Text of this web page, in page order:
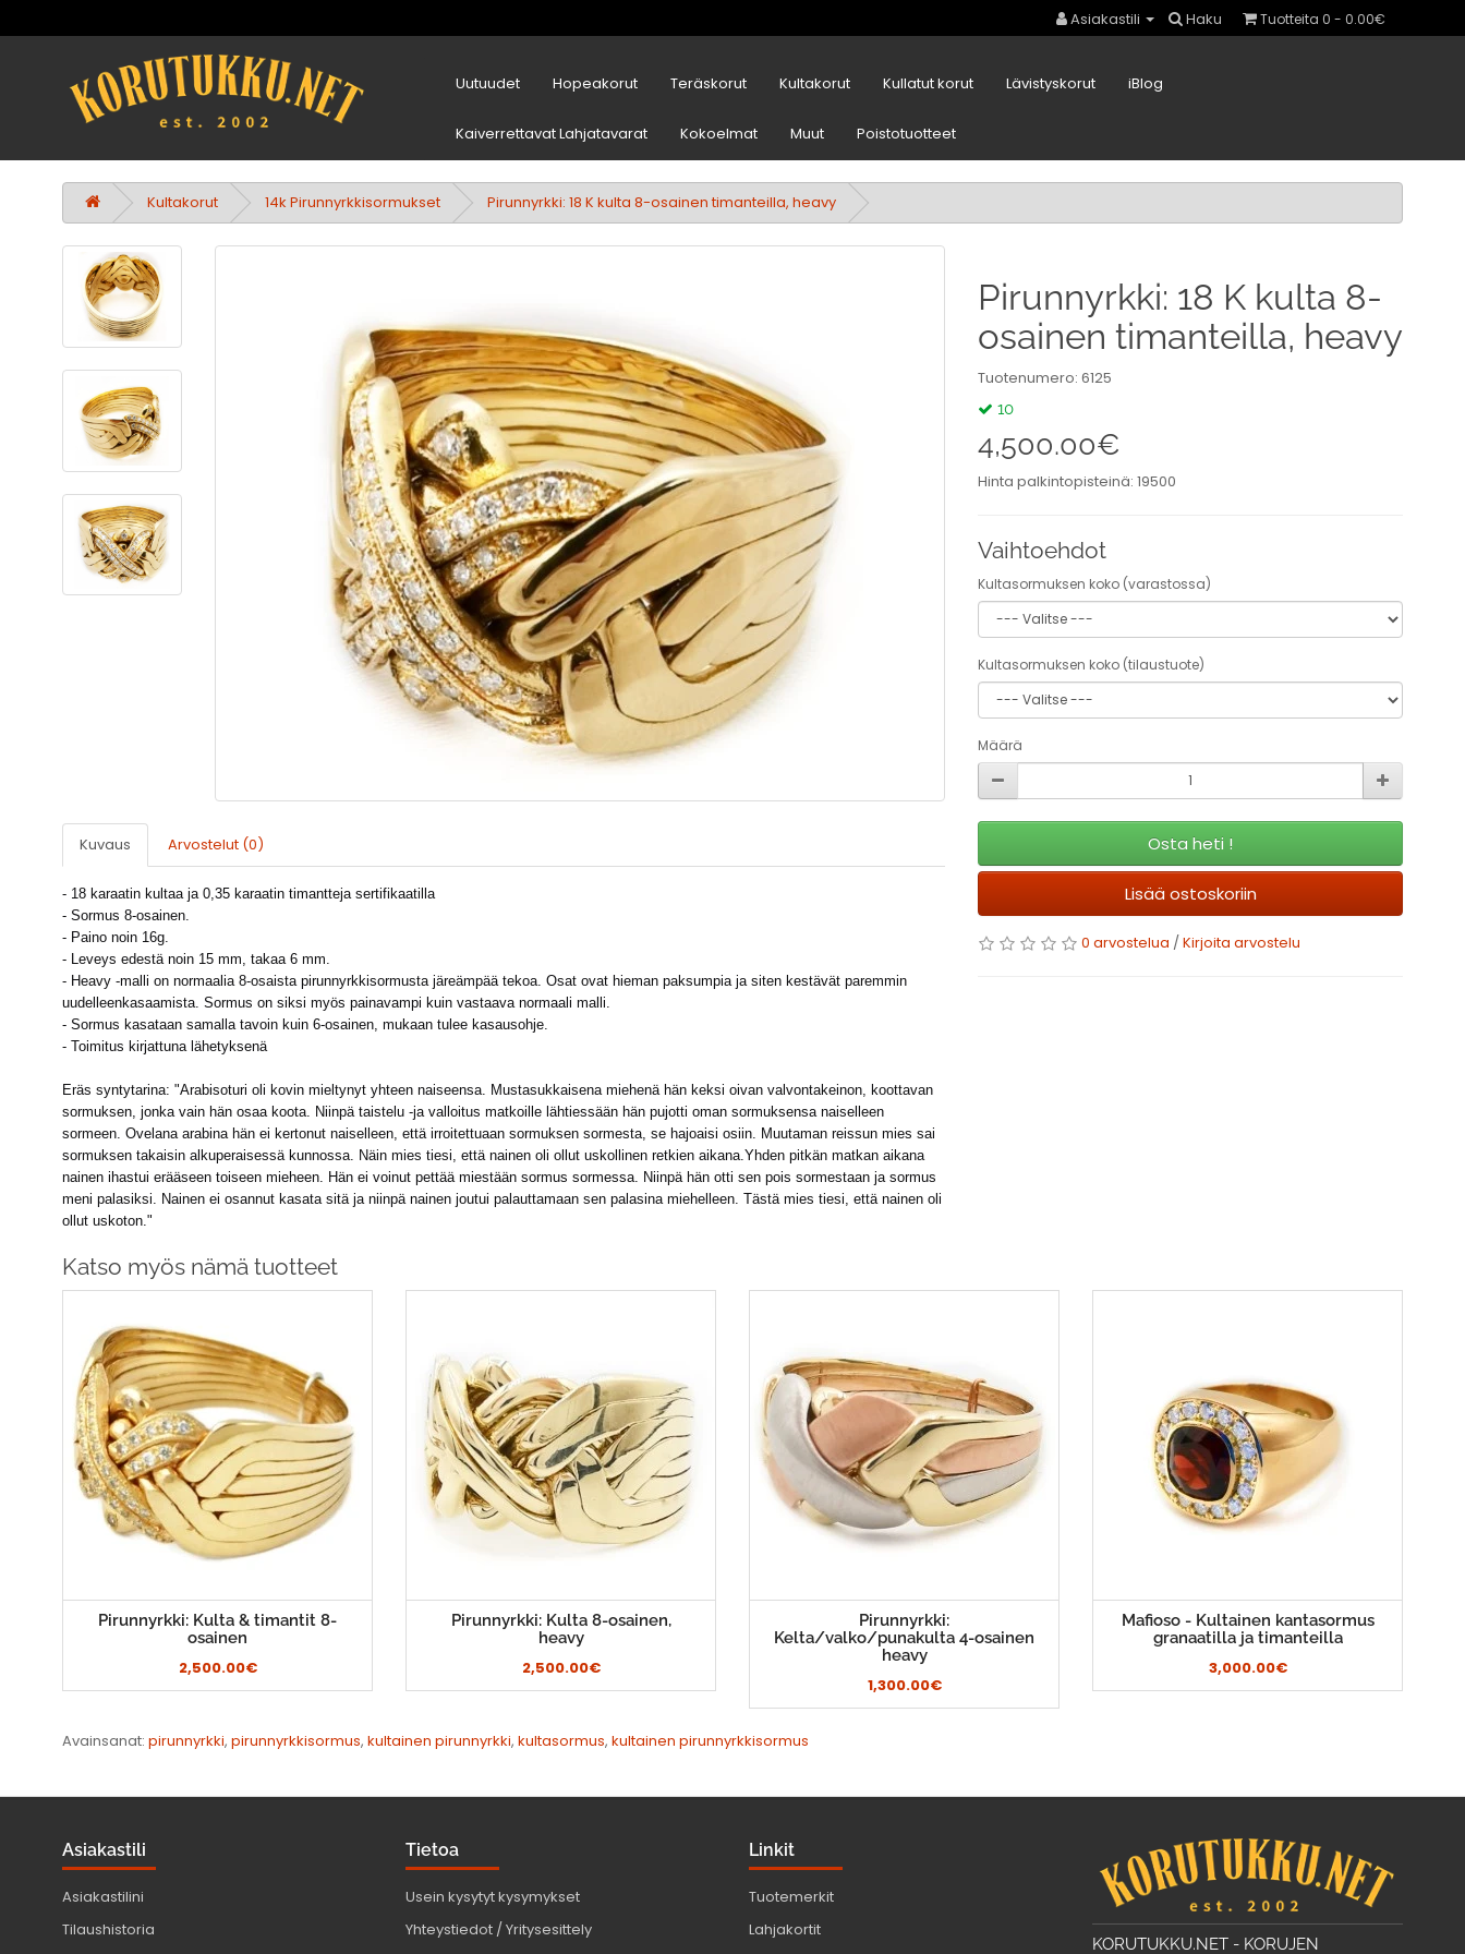
Asiakastili Haku Tuotteita 0 - 0.00€
Uutuudet Hopeakorut Teräskorut Kultakorut Kullatut korut Lävistyskorut iBlog
Kaiverrettavat Lahjatavarat Kokoelmat Muut Poistotuotteet
Kultakorut 14k Pirunnyrkkisormukset Pirunnyrkki: 18 K kulta 8-osainen timanteilla, heavy
Kuvaus Arvostelut (0)
- 18 karaatin kultaa ja 0,35 karaatin timantteja sertifikaatilla
- Sormus 8-osainen.
- Paino noin 16g.
- Leveys edestä noin 15 mm, takaa 6 mm.
- Heavy -malli on normaalia 8-osaista pirunnyrkkisormusta järeämpää tekoa. Osat ovat hieman paksumpia ja siten kestävät paremmin
uudelleenkasaamista. Sormus on siksi myös painavampi kuin vastaava normaali malli.
- Sormus kasataan samalla tavoin kuin 6-osainen, mukaan tulee kasausohje.
- Toimitus kirjattuna lähetyksenä
Eräs syntytarina: "Arabisoturi oli kovin mieltynyt yhteen naiseensa. Mustasukkaisena miehenä hän keksi oivan valvontakeinon, koottavan
sormuksen, jonka vain hän osaa koota. Niinpä taistelu -ja valloitus matkoille lähtiessään hän pujotti oman sormuksensa naiselleen
sormeen. Ovelana arabina hän ei kertonut naiselleen, että irroitettuaan sormuksen sormesta, se hajoaisi osiin. Muutaman reissun mies sai
sormuksen takaisin alkuperaisessä kunnossa. Näin mies tiesi, että nainen oli ollut uskollinen retkien aikana.Yhden pitkän matkan aikana
nainen ihastui erääseen toiseen mieheen. Hän ei voinut pettää miestään sormus sormessa. Niinpä hän otti sen pois sormestaan ja sormus
meni palasiksi. Nainen ei osannut kasata sitä ja niinpä nainen joutui palauttamaan sen palasina miehelleen. Tästä mies tiesi, että nainen oli
ollut uskoton."
Pirunnyrkki: 18 K kulta 8-
osainen timanteilla, heavy
Tuotenumero: 6125
10
4,500.00€
Hinta palkintopisteinä: 19500
Vaihtoehdot
Kultasormuksen koko (varastossa)
Kultasormuksen koko (tilaustuote)
Määrä
Osta heti !
Lisää ostoskoriin
0 arvostelua / Kirjoita arvostelu
Katso myös nämä tuotteet
Pirunnyrkki: Kulta & timantit 8-
osainen
2,500.00€
Pirunnyrkki: Kulta 8-osainen,
heavy
2,500.00€
Pirunnyrkki:
Kelta/valko/punakulta 4-osainen
heavy
1,300.00€
Mafioso - Kultainen kantasormus
granaatilla ja timanteilla
3,000.00€
Avainsanat: pirunnyrkki, pirunnyrkkisormus, kultainen pirunnyrkki, kultasormus, kultainen pirunnyrkkisormus
Asiakastili
Asiakastilini
Tilaushistoria
Tietoa
Usein kysytyt kysymykset
Yhteystiedot / Yritysesittely
Linkit
Tuotemerkit
Lahjakortit
KORUTUKKU.NET - KORUJEN